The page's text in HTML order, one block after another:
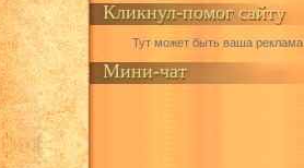
Кликнул-помог сайту
Тут может быть ваша реклама
Мини-чат